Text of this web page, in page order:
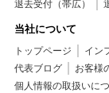
退去受付（帯広）
当社について
トップページ イン
代表ブログ
お客様
個人情報の取扱いに